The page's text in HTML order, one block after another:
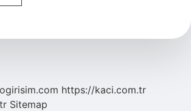
Yönetiminin
Nedir
https://kaci.com.tr
Sitemap